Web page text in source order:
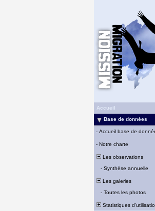
Accueil
Base de données
- Accueil base de
- Notre charte
Les observations
- Synthèse annuelle
Les galeries
- Toutes les photos
Statistiques